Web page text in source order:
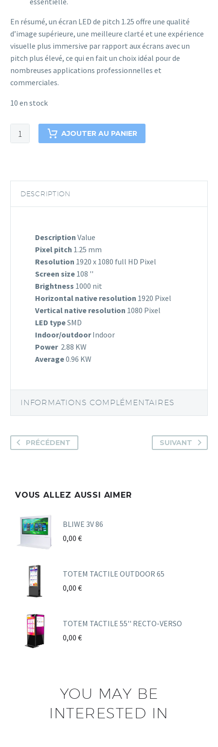
En résumé, un écran LED de pitch 1.25 offre une qualité
d’image supérieure, une meilleure clarté et une expérience
visuelle plus immersive par rapport aux écrans avec un
pitch plus élevé, ce qui en fait un choix idéal pour de
nombreuses applications professionnelles et
commerciales.
10 en stock
AJOUTER AU PANIER
DESCRIPTION
Description Value
Pixel pitch 1.25 mm
Resolution 1920 x 1080 full HD Pixel
Screen size 108 ''
Brightness 1000 nit
Horizontal native resolution 1920 Pixel
Vertical native resolution 1080 Pixel
LED typeSMD
Indoor/outdoorIndoor
Power 2.88 KW
Average0.96 KW
INFORMATIONS COMPLÉMENTAIRES
PRÉCÉDENT SUIVANT
VOUS ALLEZ AUSSI AIMER
BLIWE 3V 86
0,00 €
TOTEM TACTILE OUTDOOR 65
0,00 €
TOTEM TACTILE 55'' RECTO-VERSO
0,00 €
YOU MAY BE
INTERESTED IN